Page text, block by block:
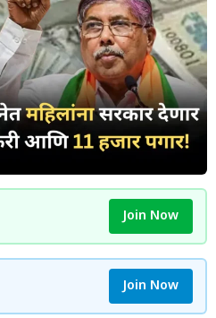
Join Now
Join Now